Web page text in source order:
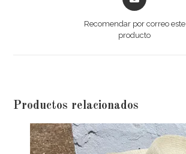
Recomendar por correo este
producto
Productos relacionados